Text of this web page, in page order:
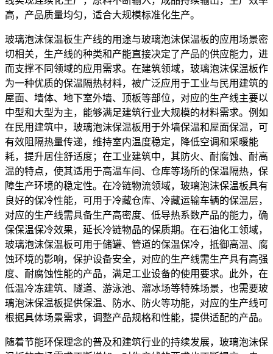
高，产品质量均匀，适合大规模标准化生产。
玻璃泡沫保温板生产线的用途与玻璃泡沫保温板的应用场景密
切相关，生产线的种类和产能直接决定了产品的供应能力，进
而支撑不同领域的应用需求。在建筑领域，玻璃泡沫保温板作
为一种优质的保温隔热材料，被广泛应用于工业与民用建筑的
屋面、墙体、地下室外墙、顶板等部位，对应的生产线主要以
中型和大型为主，能够满足建筑行业大规模的材料需求。例如
在民用建筑中，玻璃泡沫保温板用于外墙保温和屋面保温，可
有效阻隔热量传递，维持室内温度稳定，降低空调和采暖能
耗，提升居住舒适度；在工业建筑中，其防火、耐腐蚀、耐高
温的特点，使其适用于高温车间、仓库等场所的保温隔热，保
障生产环境的稳定性。在冷链物流领域，玻璃泡沫保温板具有
良好的保冷性能，可用于冷藏仓库、冷藏运输车辆的保温层，
对应的生产线需具备生产高密度、低导热系数产品的能力，确
保保温保冷效果，延长冷链物品的保质期。在石油化工领域，
玻璃泡沫保温板可用于储罐、管道的保温保冷，抵御高温、腐
蚀环境的影响，保护设备安全，对应的生产线需生产具有高强
度、耐腐蚀性能的产品，满足工业设备的使用要求。此外，在
低温冷冻建筑、隧道、游泳池、溜冰场等特殊场景，也需要玻
璃泡沫保温板提供保温、防水、防火等功能，对应的生产线可
根据具体场景需求，调整产品规格和性能，提供适配的产品。
随着节能环保理念的普及和建筑行业的持续发展，玻璃泡沫保